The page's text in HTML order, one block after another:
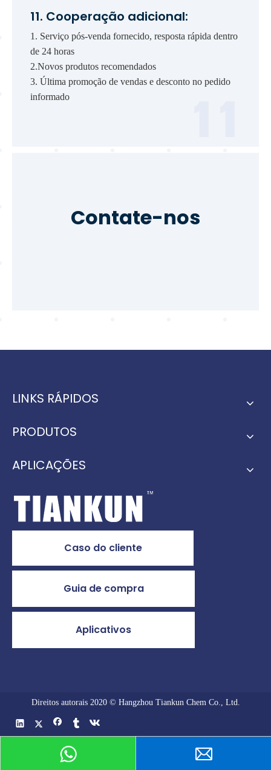
11. Cooperação adicional:
1. Serviço pós-venda fornecido, resposta rápida dentro
de 24 horas
2.Novos produtos recomendados
3. Última promoção de vendas e desconto no pedido
informado
Contate-nos
LINKS RÁPIDOS
PRODUTOS
APLICAÇÕES
Caso do cliente
Guia de compra
Aplicativos
Direitos autorais 2020 © Hangzhou Tiankun Chem Co., Ltd.